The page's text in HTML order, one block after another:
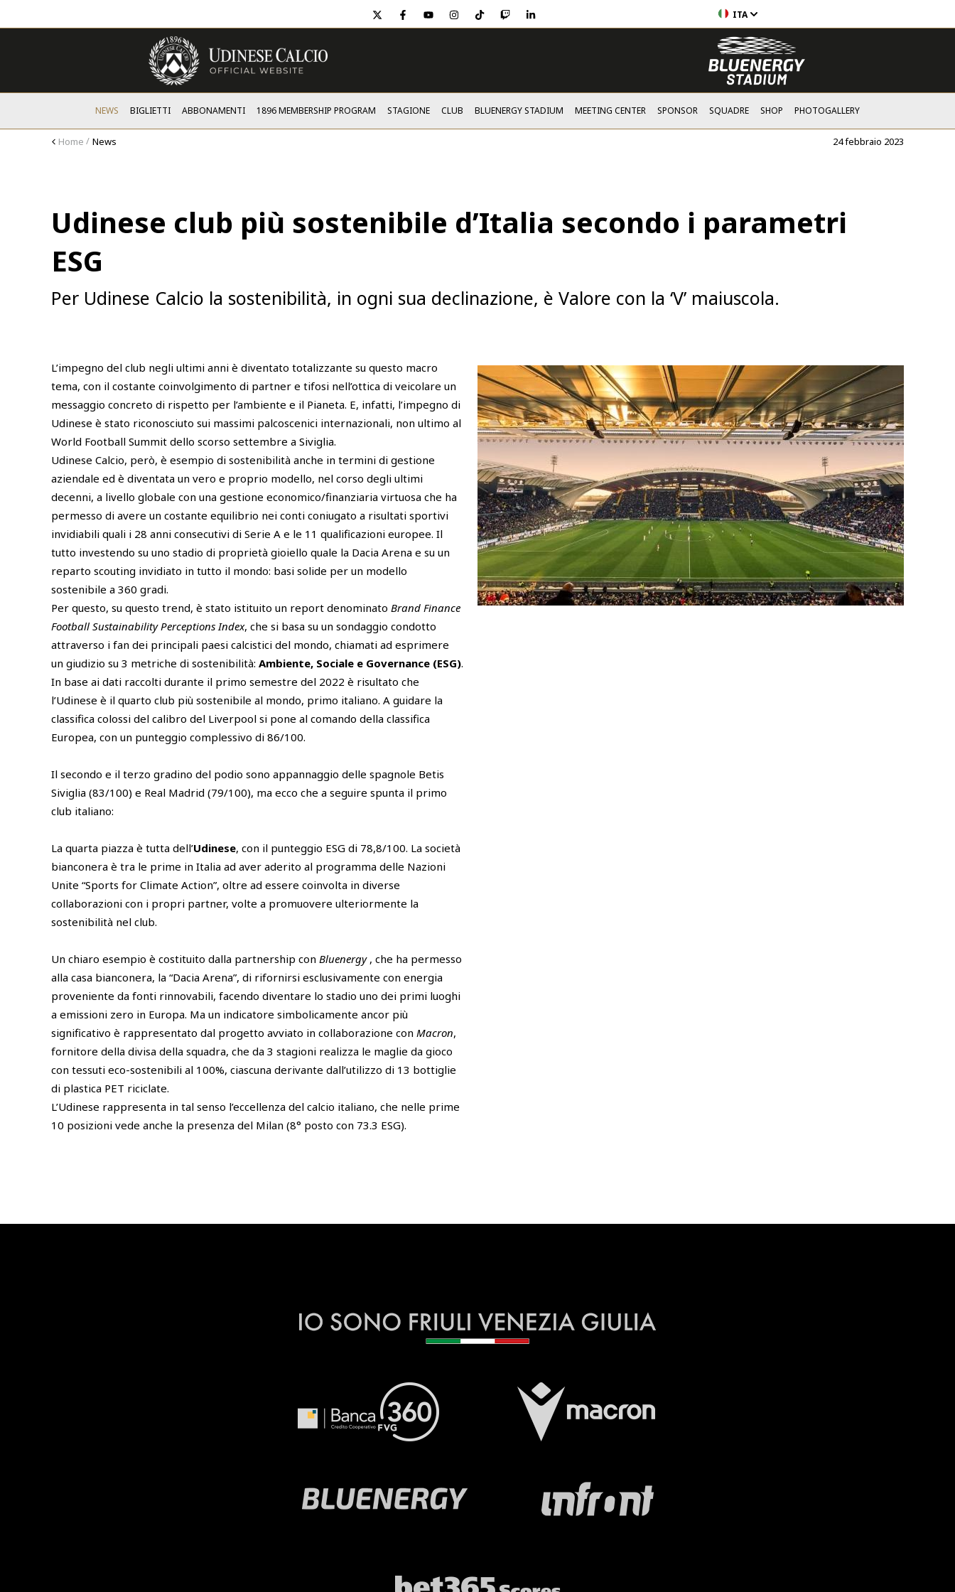
twitter facebook
youtubeinstagram
tiktoktwitchlinkedin ITA
NEWS BIGLIETTI ABBONAMENTI 1896 MEMBERSHIP PROGRAM STAGIONE CLUB BLUENERGY STADIUM MEETING CENTER SPONSOR SQUADRE SHOP PHOTOGALLERY
Home News 24 febbraio 2023
Udinese club più sostenibile d’Italia secondo i parametri
ESG
Per Udinese Calcio la sostenibilità, in ogni sua declinazione, è Valore con la ‘V’ maiuscola.
L’impegno del club negli ultimi anni è diventato totalizzante su questo macro
tema, con il costante coinvolgimento di partner e tifosi nell’ottica di veicolare un
messaggio concreto di rispetto per l’ambiente e il Pianeta. E, infatti, l’impegno di
Udinese è stato riconosciuto sui massimi palcoscenici internazionali, non ultimo al
World Football Summit dello scorso settembre a Siviglia.
Udinese Calcio, però, è esempio di sostenibilità anche in termini di gestione
aziendale ed è diventata un vero e proprio modello, nel corso degli ultimi
decenni, a livello globale con una gestione economico/finanziaria virtuosa che ha
permesso di avere un costante equilibrio nei conti coniugato a risultati sportivi
invidiabili quali i 28 anni consecutivi di Serie A e le 11 qualificazioni europee. Il
tutto investendo su uno stadio di proprietà gioiello quale la Dacia Arena e su un
reparto scouting invidiato in tutto il mondo: basi solide per un modello
sostenibile a 360 gradi.
Per questo, su questo trend, è stato istituito un report denominato Brand Finance
Football Sustainability Perceptions Index, che si basa su un sondaggio condotto
attraverso i fan dei principali paesi calcistici del mondo, chiamati ad esprimere
un giudizio su 3 metriche di sostenibilità: Ambiente, Sociale e Governance (ESG).
In base ai dati raccolti durante il primo semestre del 2022 è risultato che
l’Udinese è il quarto club più sostenibile al mondo, primo italiano. A guidare la
classifica colossi del calibro del Liverpool si pone al comando della classifica
Europea, con un punteggio complessivo di 86/100.
Il secondo e il terzo gradino del podio sono appannaggio delle spagnole Betis
Siviglia (83/100) e Real Madrid (79/100), ma ecco che a seguire spunta il primo
club italiano:
La quarta piazza è tutta dell’Udinese, con il punteggio ESG di 78,8/100. La società
bianconera è tra le prime in Italia ad aver aderito al programma delle Nazioni
Unite “Sports for Climate Action”, oltre ad essere coinvolta in diverse
collaborazioni con i propri partner, volte a promuovere ulteriormente la
sostenibilità nel club.
Un chiaro esempio è costituito dalla partnership con Bluenergy , che ha permesso
alla casa bianconera, la “Dacia Arena”, di rifornirsi esclusivamente con energia
proveniente da fonti rinnovabili, facendo diventare lo stadio uno dei primi luoghi
a emissioni zero in Europa. Ma un indicatore simbolicamente ancor più
significativo è rappresentato dal progetto avviato in collaborazione con Macron,
fornitore della divisa della squadra, che da 3 stagioni realizza le maglie da gioco
con tessuti eco-sostenibili al 100%, ciascuna derivante dall’utilizzo di 13 bottiglie
di plastica PET riciclate.
L’Udinese rappresenta in tal senso l’eccellenza del calcio italiano, che nelle prime
10 posizioni vede anche la presenza del Milan (8° posto con 73.3 ESG).